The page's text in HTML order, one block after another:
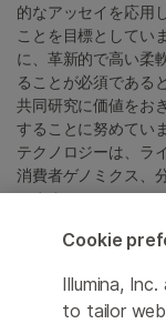
的なアッセイを応用
ことを目標としてい
に、革新的で高い柔
ることが必須である
共同研究に価値をお
することに努めてい
テクノロジーは、ラ
消費者ゲノミクス、
います。
すべての商標および
商標および登録商標
をご覧ください。
Cookie
Illumina,
to tailor